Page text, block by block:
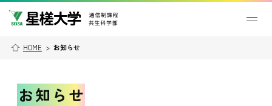
HOME > お知らせ
お知らせ